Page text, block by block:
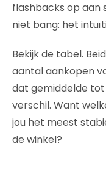
flashbacks op aan
niet bang: het
Bekijk de tabel.
aantal aankopen
dat gemiddelde tot
verschil. Want
jou het meest
de winkel?